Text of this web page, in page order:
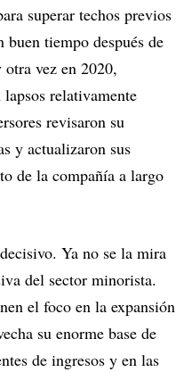
superar techos previos
tiempo después de
vez en 2020,
lapsos relativamente
revisaron su
y actualizaron sus
de la compañía a largo
Ya no se la mira
del sector minorista.
el foco en la expansión
su enorme base de
de ingresos y en las